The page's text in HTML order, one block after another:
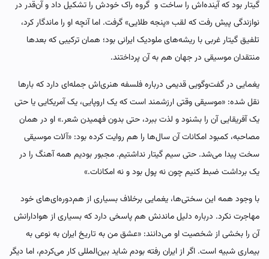
گیتار بود که آینده‌اش را ساخت و گروه راک خودش را تشکیل داد و آن‌قدر در
نوازندگی پیش رفت که لقب «پنجه طلایی» گرفت. اما آنچه او را ماندگار کرد،
تلفیق گیتار غربی با ریشه‌های ملودیک ایرانی بود؛ همان ترکیبی که بعدها
منتقدان موسیقی در جهان هم به آن پرداختند.
یغمایی در گفت‌وگویی قدیمی درباره فلسفه هنری‌اش جمله‌ای دارد که بارها
نقل شده: «موسیقی وقتی ارزشمند است که یک اروپایی، یک آمریکایی یا حتی
یک آفریقایی آن را بشنود و لذت ببرد، حتی بدون فهمیدن شعر.» او در همان
مصاحبه، کمبود امکانات آن سال‌ها را هم روایت کرده بود: «آلات موسیقی
سخت پیدا می‌شد. حتی سیم گیتار نداشتیم. مجبور بودیم همه آهنگ را در
یک برداشت ضبط کنیم چون نه پول بود و نه امکانات.»
با وجود همه این سختی‌ها، یغمایی برخلاف بسیاری از هم‌دوره‌ای‌های خود
مهاجرت نکرد. درباره دلیل ماندنش هم پاسخی دارد که بسیاری از هوادارانش
آن را بخشی از شخصیت او می‌دانند: «عشق من به تاریخ ایران به نوعی به
بیماری شبیه است. اگر از ایران رفته بودم شاید بین‌المللی کار می‌کردم، اما دیگر